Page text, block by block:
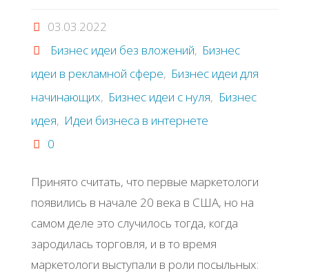
03.03.2022
Бизнес идеи без вложений, Бизнес
идеи в рекламной сфере, Бизнес идеи для
начинающих, Бизнес идеи с нуля, Бизнес
идея, Идеи бизнеса в интернете
0
Принято считать, что первые маркетологи
появились в начале 20 века в США, но на
самом деле это случилось тогда, когда
зародилась торговля, и в то время
маркетологи выступали в роли посыльных: